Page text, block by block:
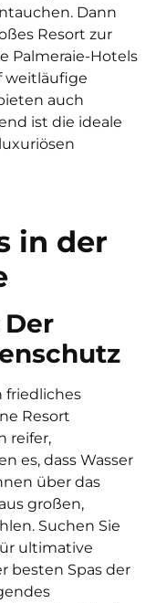
Dann
Resort zur
Palmeraie-Hotels
weitläufige
auch
ist die ideale
in der
Der
friedliches
Resort
reifer,
es, dass Wasser
über das
großen,
Suchen Sie
ultimative
besten Spas der